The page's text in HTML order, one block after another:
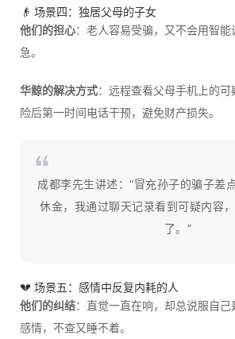
👴 场景四：独居父母的子女
他们的担心：老人容易受骗，又不会用智
急。
华鲸的解决方式：远程查看父母手机上的
险后第一时间电话干预，避免财产损失。
成都李先生讲述：“冒充孙子的骗子差
休金，我通过聊天记录看到可疑内容
了。”
💔 场景五：感情中反复内耗的人
他们的纠结：直觉一直在响，却总说服自
感情，不查又睡不着。